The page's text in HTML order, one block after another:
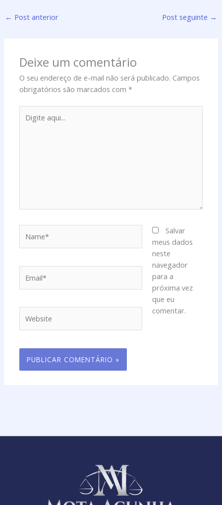
← Post anterior Post seguinte →
Deixe um comentário
O seu endereço de e-mail não será publicado. Campos
obrigatórios são marcados com*
aqui...
Salvar
meus dados
neste
navegador
para a
próxima vez
que eu
comentar.